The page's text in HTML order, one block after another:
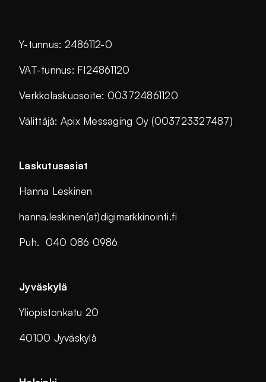
Y-tunnus: 2486112-0
VAT-tunnus: FI24861120
Verkkolaskuosoite: 003724861120
Välittäjä: Apix Messaging Oy (003723327487)
Laskutusasiat
Hanna Leskinen
hanna.leskinen(at)digimarkkinointi.fi
Puh. 040 086 0986
Jyväskylä
Yliopistonkatu 20
40100 Jyväskylä